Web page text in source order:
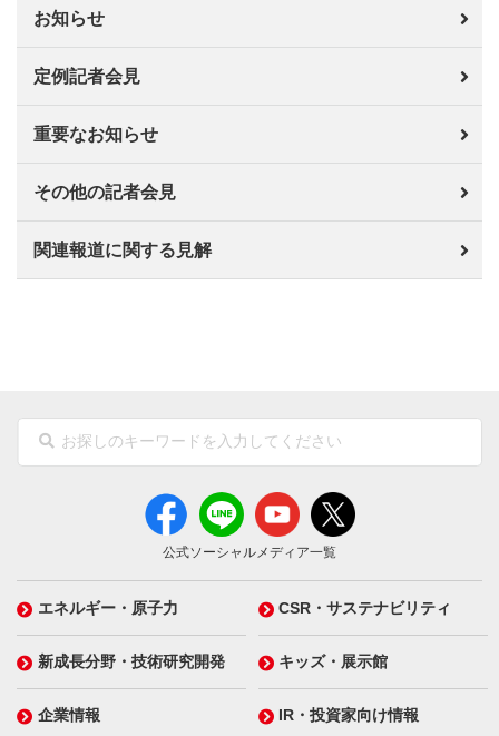
お知らせ
定例記者会見
重要なお知らせ
その他の記者会見
関連報道に関する見解
公式ソーシャルメディア一覧
エネルギー・原子力 CSR・サステナビリティ
新成長分野・技術研究開発 キッズ・展示館
企業情報 IR・投資家向け情報